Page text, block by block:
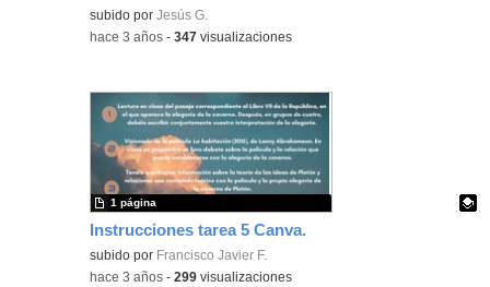
Contenido educativo.
subido porJesús G.
-hace 3 años -347 visualizaciones
Instrucciones tarea 5 Canva.
Contenido educativo.
subido por Francisco Javier F.
1 página
-hace 3 años -299 visualizaciones